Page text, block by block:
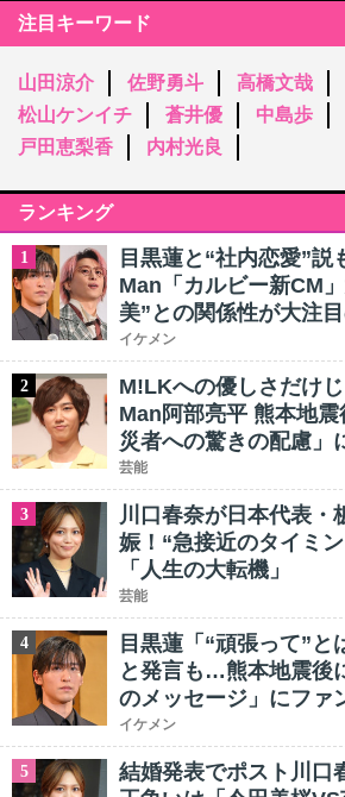
注目キーワード
山田涼介 佐野勇斗 高橋文哉
松山ケンイチ
蒼井優 中島歩
戸田恵梨香
内村光良
ランキング
1
目黒蓮と“社内恋愛”
Man「カルビー新CM
美”との関係性が大注
イケメン
2
M!LKへの優しさだけ
Man阿部亮平 熊本地
災者への驚きの配慮」
芸能
3
川口春奈が日本代表・
娠！“急接近のタイミ
「人生の大転機」
芸能
4
目黒蓮「“頑張って”と
と発言も…熊本地震後
のメッセージ」にファ
イケメン
5
結婚発表でポスト川口